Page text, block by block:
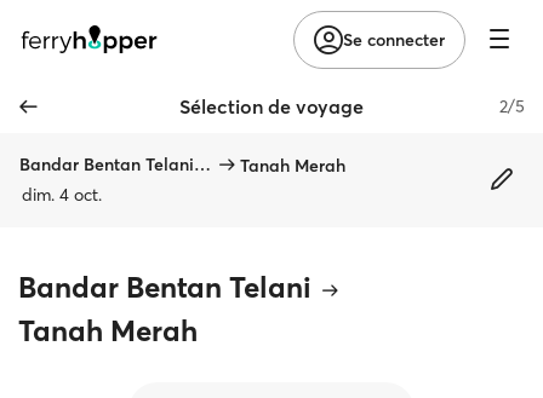
Se connecter
Sélection de voyage 2/5
Bandar Bentan Telani, Bintan
Tanah Merah
dim. 4 oct.
Bandar Bentan Telani
Tanah Merah